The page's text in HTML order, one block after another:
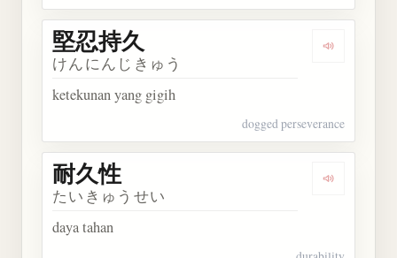
Dengarkan
堅忍持久
けんにんじきゅう
ketekunan yang gigih
dogged perseverance
Dengarkan
耐久性
たいきゅうせい
daya tahan